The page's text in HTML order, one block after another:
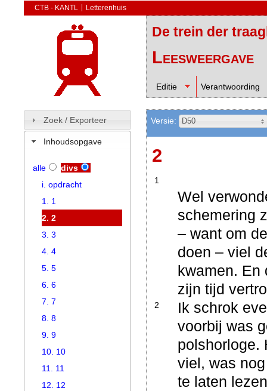
CTB - KANTL Letterenhuis
De trein der
Leesweergave
Editie Verantwoording
Versie: D50
2
1
Wel
schemering
– want om
doen – viel
kwamen. En
zijn tijd
2
Ik schrok
voorbij was
polshorloge.
viel, was
te laten
Zoek / Exporteer
Inhoudsopgave
alle
divs
i. opdracht
1. 1
2. 2
3. 3
4. 4
5. 5
6. 6
7. 7
8. 8
9. 9
10. 10
11. 11
12. 12